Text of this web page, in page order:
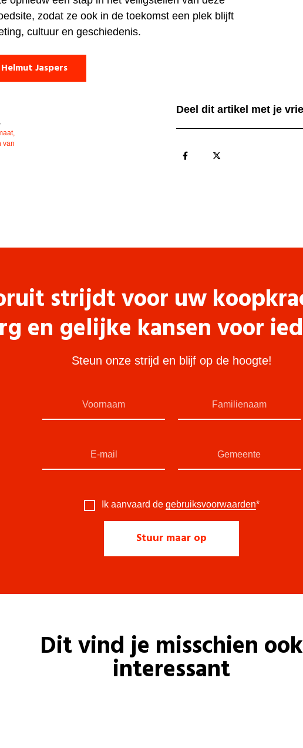
zodat ze ook in de toekomst een plek blijft
cultuur en geschiedenis.
Jaspers
van
Deel dit artikel met je
strijdt voor uw
en gelijke kansen voor
Steun onze strijd en blijf op de hoogte!
Ik aanvaard de gebruiksvoorwaarden*
Dit vind je misschien ook
interessant